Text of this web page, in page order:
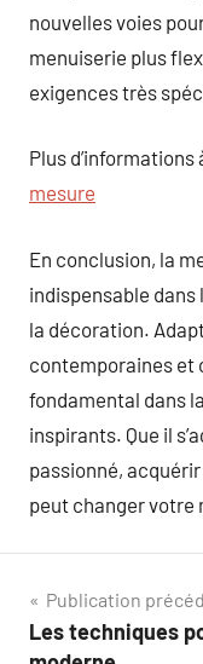
nouvelles voies
menuiserie plus
exigences très
Plus d’informations
mesure
En conclusion, la
indispensable
la décoration.
contemporaines et
fondamental dans
inspirants. Que il
passionné,
peut changer votre
Navigation
de
Publication
Les techniques